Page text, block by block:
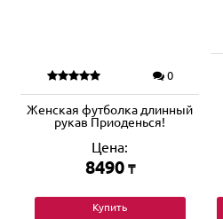
0
Женская футболка длинный
рукав Приоденься!
Цена:
8490 ₸
Купить